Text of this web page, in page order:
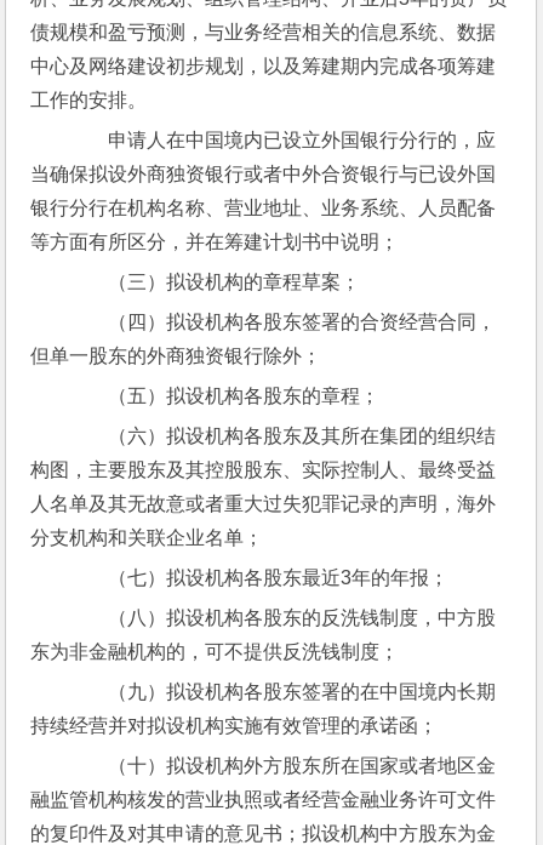
债规模和盈亏预测，与业务经营相关的信息系统、数据
中心及网络建设初步规划，以及筹建期内完成各项筹建
工作的安排。
申请人在中国境内已设立外国银行分行的，应
当确保拟设外商独资银行或者中外合资银行与已设外国
银行分行在机构名称、营业地址、业务系统、人员配备
等方面有所区分，并在筹建计划书中说明；
（三）拟设机构的章程草案；
（四）拟设机构各股东签署的合资经营合同，
但单一股东的外商独资银行除外；
（五）拟设机构各股东的章程；
（六）拟设机构各股东及其所在集团的组织结
构图，主要股东及其控股股东、实际控制人、最终受益
人名单及其无故意或者重大过失犯罪记录的声明，海外
分支机构和关联企业名单；
（七）拟设机构各股东最近3年的年报；
（八）拟设机构各股东的反洗钱制度，中方股
东为非金融机构的，可不提供反洗钱制度；
（九）拟设机构各股东签署的在中国境内长期
持续经营并对拟设机构实施有效管理的承诺函；
（十）拟设机构外方股东所在国家或者地区金
融监管机构核发的营业执照或者经营金融业务许可文件
的复印件及对其申请的意见书；拟设机构中方股东为金